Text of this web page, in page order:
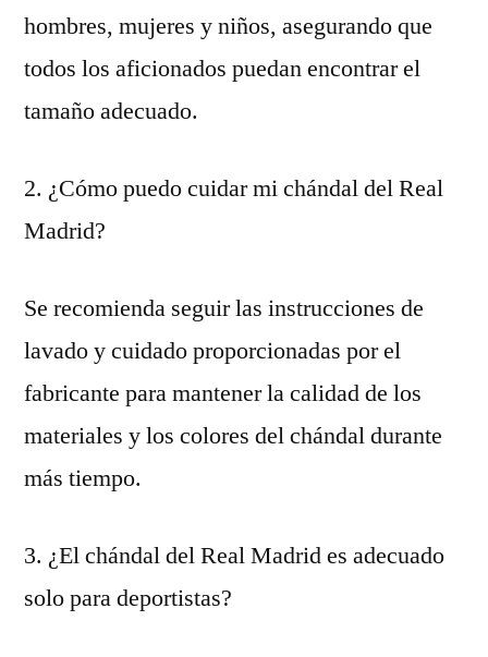
hombres, mujeres y niños, asegurando que
todos los aficionados puedan encontrar el
tamaño adecuado.
2. ¿Cómo puedo cuidar mi chándal del Real
Madrid?
Se recomienda seguir las instrucciones de
lavado y cuidado proporcionadas por el
fabricante para mantener la calidad de los
materiales y los colores del chándal durante
más tiempo.
3. ¿El chándal del Real Madrid es adecuado
solo para deportistas?